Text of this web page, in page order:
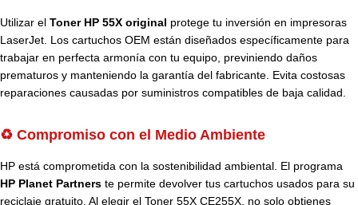
Utilizar el Toner HP 55X original protege tu inversión en impresoras
LaserJet. Los cartuchos OEM están diseñados específicamente para
trabajar en perfecta armonía con tu equipo, previniendo daños
prematuros y manteniendo la garantía del fabricante. Evita costosas
reparaciones causadas por suministros compatibles de baja calidad.
♻️ Compromiso con el Medio Ambiente
HP está comprometida con la sostenibilidad ambiental. El programa
HP Planet Partners te permite devolver tus cartuchos usados para su
reciclaje gratuito. Al elegir el Toner 55X CE255X, no solo obtienes